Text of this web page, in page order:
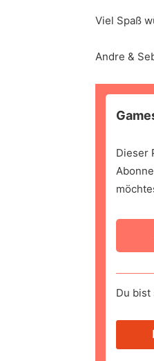
Viel Spaß
Andre &
Dieser
Du bist